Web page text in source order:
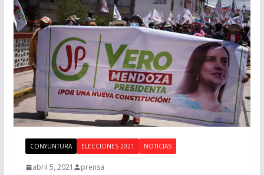
CONYUNTURA ELECCIONES 2021 NOTICIAS
abril 5, 2021 prensa